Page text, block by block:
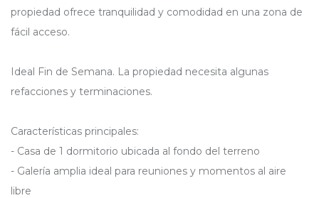
propiedad ofrece tranquilidad y comodidad en una zona de
fácil acceso.
Ideal Fin de Semana. La propiedad necesita algunas
refacciones y terminaciones.
Características principales:
- Casa de 1 dormitorio ubicada al fondo del terreno
- Galería amplia ideal para reuniones y momentos al aire
libre